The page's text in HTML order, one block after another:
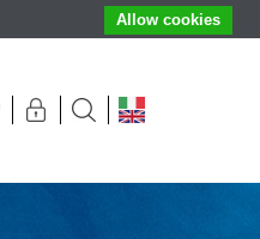
Allow cookies